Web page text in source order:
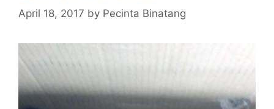
April 18, 2017 by Pecinta Binatang